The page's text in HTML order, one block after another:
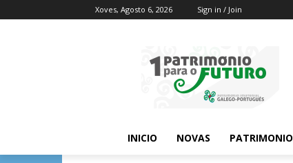
Xoves, Agosto 6, 2026 Sign in / Join
INICIO NOVAS PATRIMONIO